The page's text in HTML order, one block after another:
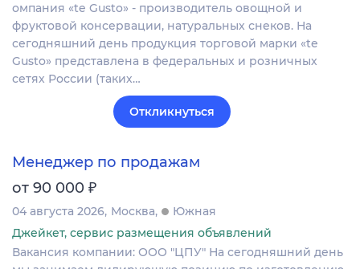
омпания «te Gusto» - производитель овощной и
фруктовой консервации, натуральных снеков. На
сегодняшний день продукция торговой марки «te
Gusto» представлена в федеральных и розничных
сетях России (таких…
Откликнуться
Менеджер по продажам
от 90 000 ₽
04 августа 2026 Москва
Южная
Джейкет, сервис размещения объявлений
Вакансия компании: ООО "ЦПУ" На сегодняшний день